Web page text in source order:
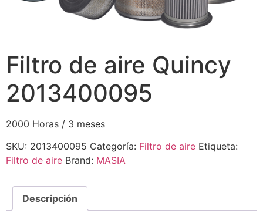
Filtro de aire Quincy
2013400095
2000 Horas / 3 meses
SKU: 2013400095 Categoría: Filtro de aire Etiqueta:
Filtro de aire Brand: MASIA
Descripción